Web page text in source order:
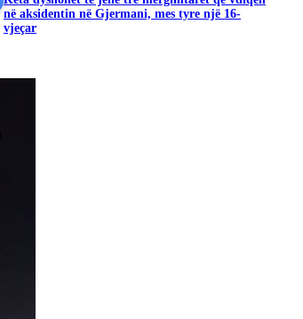
në aksidentin në Gjermani, mes tyre një 16-
vjeçar